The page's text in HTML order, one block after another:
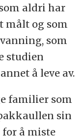
aldri har
målt og som
som
studien
å leve av.
familier som
sin
for å miste